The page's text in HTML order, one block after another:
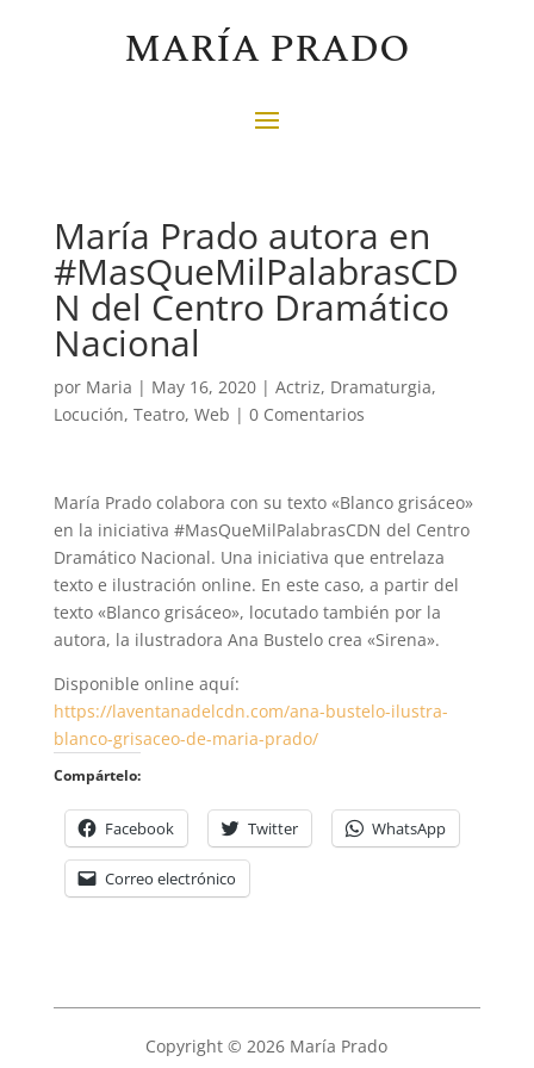
MARÍA PRADO
María Prado autora en
#MasQueMilPalabrasCD
N del Centro Dramático
Nacional
por Maria | May 16, 2020| Actriz, Dramaturgia,
Locución, Teatro, Web | 0 Comentarios
María Prado colabora con su texto «Blanco grisáceo»
en la iniciativa #MasQueMilPalabrasCDN del Centro
Dramático Nacional. Una iniciativa que entrelaza
texto e ilustración online. En este caso, a partir del
texto «Blanco grisáceo», locutado también por la
autora, la ilustradora Ana Bustelo crea «Sirena».
Disponible online aquí:
https://laventanadelcdn.com/ana-bustelo-ilustra-
blanco-grisaceo-de-maria-prado/
Compártelo:
Facebook Twitter WhatsApp
Correo electrónico
Copyright © 2026 María Prado